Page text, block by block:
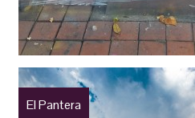
El Pantera